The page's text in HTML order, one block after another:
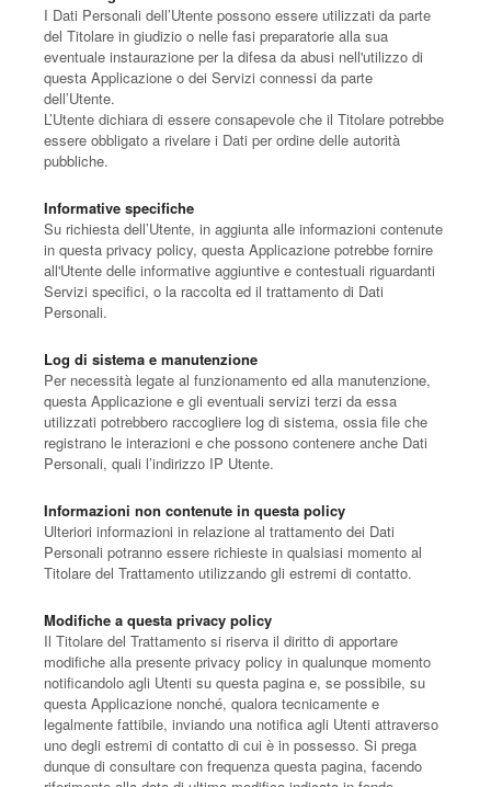
I Dati Personali dell’Utente possono essere utilizzati da parte
del Titolare in giudizio o nelle fasi preparatorie alla sua
eventuale instaurazione per la difesa da abusi nell'utilizzo di
questa Applicazione o dei Servizi connessi da parte
dell’Utente.
L’Utente dichiara di essere consapevole che il Titolare potrebbe
essere obbligato a rivelare i Dati per ordine delle autorità
pubbliche.
Informative specifiche
Su richiesta dell’Utente, in aggiunta alle informazioni contenute
in questa privacy policy, questa Applicazione potrebbe fornire
all'Utente delle informative aggiuntive e contestuali riguardanti
Servizi specifici, o la raccolta ed il trattamento di Dati
Personali.
Log di sistema e manutenzione
Per necessità legate al funzionamento ed alla manutenzione,
questa Applicazione e gli eventuali servizi terzi da essa
utilizzati potrebbero raccogliere log di sistema, ossia file che
registrano le interazioni e che possono contenere anche Dati
Personali, quali l’indirizzo IP Utente.
Informazioni non contenute in questa policy
Ulteriori informazioni in relazione al trattamento dei Dati
Personali potranno essere richieste in qualsiasi momento al
Titolare del Trattamento utilizzando gli estremi di contatto.
Modifiche a questa privacy policy
Il Titolare del Trattamento si riserva il diritto di apportare
modifiche alla presente privacy policy in qualunque momento
notificandolo agli Utenti su questa pagina e, se possibile, su
questa Applicazione nonché, qualora tecnicamente e
legalmente fattibile, inviando una notifica agli Utenti attraverso
uno degli estremi di contatto di cui è in possesso. Si prega
dunque di consultare con frequenza questa pagina, facendo